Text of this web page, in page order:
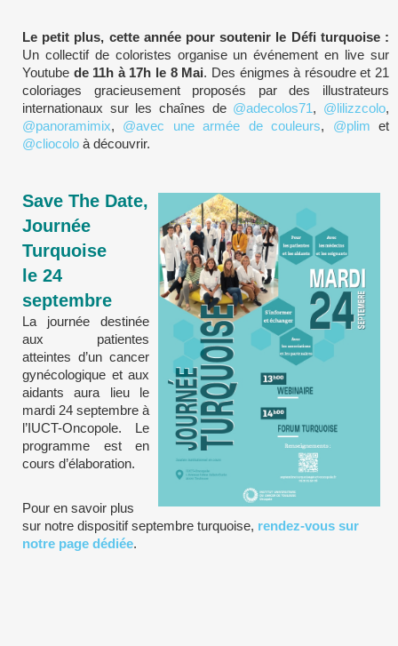
Le petit plus, cette année pour soutenir le Défi turquoise :
Un collectif de coloristes organise un événement en live sur
Youtube de 11h à 17h le 8 Mai. Des énigmes à résoudre et 21
coloriages gracieusement proposés par des illustrateurs
internationaux sur les chaînes de @adecolos71, @lilizzcolo,
@panoramimix, @avec une armée de couleurs, @plim et
@cliocolo à découvrir.
Save The Date,
Journée
Turquoise
le 24
septembre
La journée destinée
aux patientes
atteintes d’un cancer
gynécologique et aux
aidants aura lieu le
mardi 24 septembre à
l’IUCT-Oncopole. Le
programme est en
cours d’élaboration.
Pour en savoir plus
sur notre dispositif septembre turquoise, rendez-vous sur
notre page dédiée.